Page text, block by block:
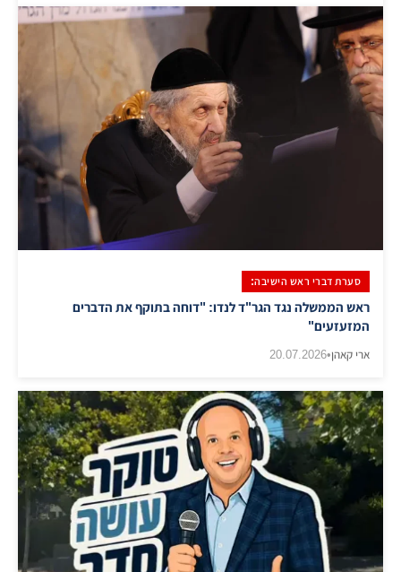
סערת דברי ראש הישיבה:
ראש הממשלה נגד הגר"ד לנדו: "דוחה בתוקף את הדברים
המזעזעים"
ארי קאהן•
20.07.2026